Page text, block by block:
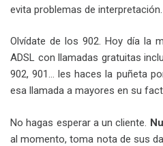
evita problemas de interpretación.
Olvídate de los 902. Hoy día la
ADSL con llamadas gratuitas
902, 901… les haces la puñeta
esa llamada a mayores en su
No hagas esperar a un cliente.
al momento, toma nota de sus